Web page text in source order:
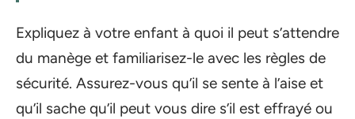
Expliquez à votre enfant à quoi il peut s’attendre
du manège et familiarisez-le avec les règles de
sécurité. Assurez-vous qu’il se sente à l’aise et
qu’il sache qu’il peut vous dire s’il est effrayé ou